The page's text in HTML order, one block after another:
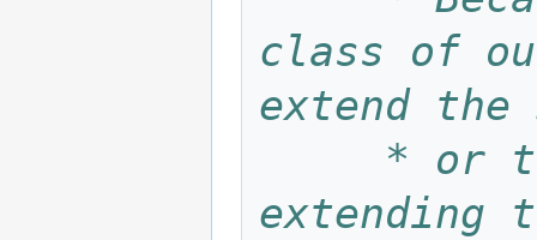
class of
extend
extending